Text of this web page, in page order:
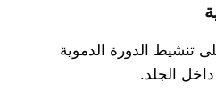
تنشيط الدورة الدموية
الجلد.